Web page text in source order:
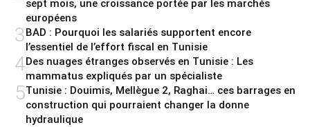
sept mois, une croissance portée par les marchés
européens
3 BAD : Pourquoi les salariés supportent encore
l’essentiel de l’effort fiscal en Tunisie
4Des nuages étranges observés en Tunisie : Les
mammatus expliqués par un spécialiste
5Tunisie : Douimis, Mellègue 2, Raghai… ces barrages en
construction qui pourraient changer la donne
hydraulique